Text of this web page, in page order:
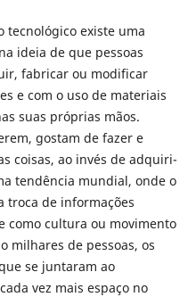
tecnológico existe uma
ideia de que pessoas
fabricar ou modificar
e com o uso de materiais
suas próprias mãos.
gostam de fazer e
coisas, ao invés de adquiri-
tendência mundial, onde o
troca de informações
como cultura ou movimento
milhares de pessoas, os
se juntaram ao
vez mais espaço no